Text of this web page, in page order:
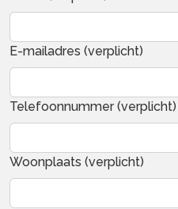
E-mailadres (verplicht)
Telefoonnummer (verplicht)
Woonplaats (verplicht)